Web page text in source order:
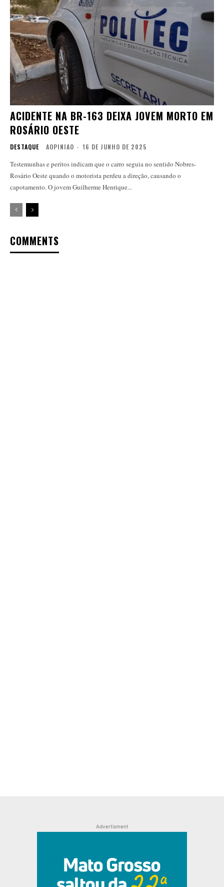
ACIDENTE NA BR-163 DEIXA JOVEM MORTO EM
ROSÁRIO OESTE
DESTAQUE AOPINIAO - 16 DE JUNHO DE 2025
Testemunhas e peritos indicam que o carro seguia no sentido Nobres-
Rosário Oeste quando o motorista perdeu a direção, causando o
capotamento. O jovem Guilherme Henrique...
COMMENTS
Advertisment